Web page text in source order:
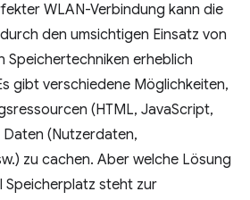
WLAN-Verbindung kann die
den umsichtigen Einsatz von
Speichertechniken erheblich
gibt verschiedene Möglichkeiten,
(HTML, JavaScript,
Daten (Nutzerdaten,
zu cachen. Aber welche Lösung
Speicherplatz steht zur